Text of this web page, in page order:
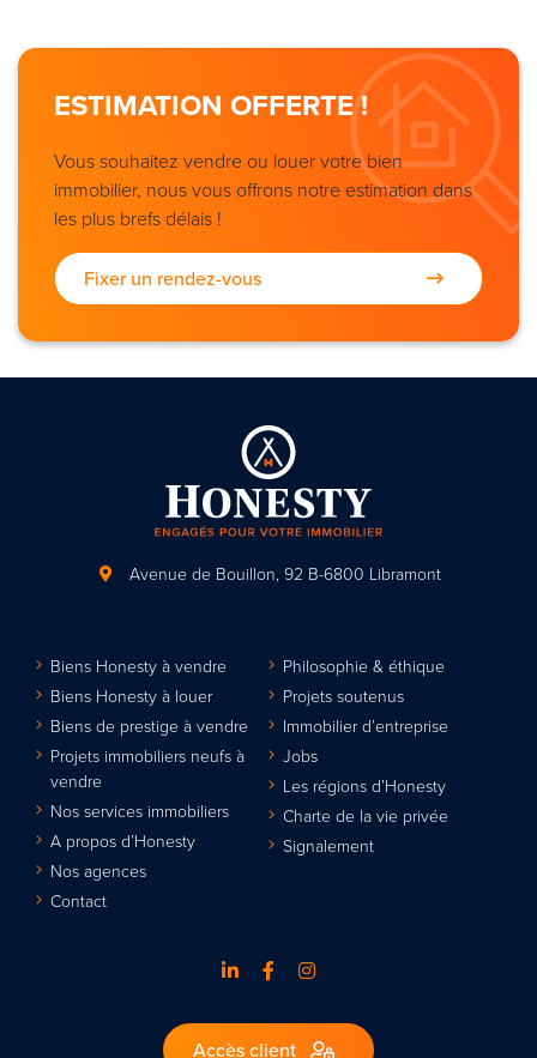
ESTIMATION OFFERTE !
Vous souhaitez vendre ou louer votre bien
immobilier, nous vous offrons notre estimation dans
les plus brefs délais !
Fixer un rendez-vous
Avenue de Bouillon, 92 B-6800 Libramont
Biens Honesty à vendre
Biens Honesty à louer
Biens de prestige à vendre
Projets immobiliers neufs à
vendre
Nos services immobiliers
A propos d’Honesty
Nos agences
Contact
Philosophie & éthique
Projets soutenus
Immobilier d’entreprise
Jobs
Les régions d’Honesty
Charte de la vie privée
Signalement
Accès client